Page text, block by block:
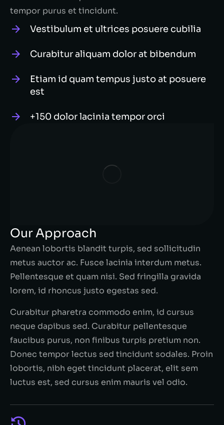
tempor purus et tincidunt.
Vestibulum et ultrices posuere cubilia
Curabitur aliquam dolor at bibendum
Etiam id quam tempus justo at posuere
est
+150 dolor lacinia tempor orci
Our Approach
Aenean lobortis blandit turpis, sed sollicitudin
metus auctor ac. Fusce lacinia interdum metus.
Pellentesque et quam nisi. Sed fringilla gravida
lorem, id rhoncus justo egestas sed.
Curabitur pharetra commodo enim, id cursus
neque dapibus sed. Curabitur pellentesque
faucibus purus, non finibus turpis pretium non.
Donec tempor lectus sed tincidunt sodales. Proin
lobortis, nibh eget tincidunt placerat, elit sem
luctus est, sed cursus enim mauris vel odio.